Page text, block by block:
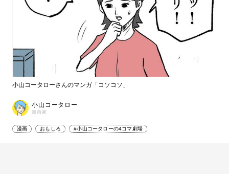
小山コータローさんのマンガ「コソコソ」
小山コータロー
漫画家
漫画 おもしろ #小山コータローの4コマ劇場